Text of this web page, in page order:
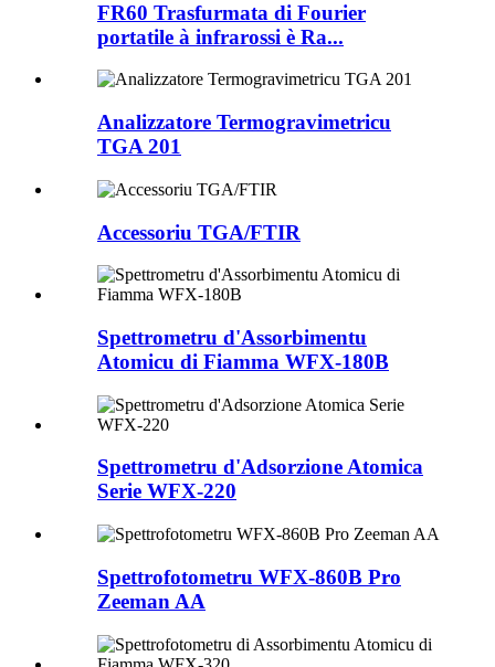
FR60 Trasfurmata di Fourier
portatile à infrarossi è Ra...
Analizzatore Termogravimetricu
TGA 201
Accessoriu TGA/FTIR
Spettrometru d'Assorbimentu
Atomicu di Fiamma WFX-180B
Spettrometru d'Adsorzione Atomica
Serie WFX-220
Spettrofotometru WFX-860B Pro
Zeeman AA